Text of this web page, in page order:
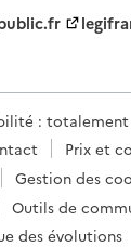
:
Prix et
Gestion des
Outils de
des évolutions